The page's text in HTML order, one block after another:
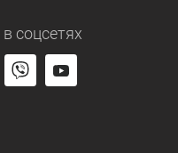
в соцсетях